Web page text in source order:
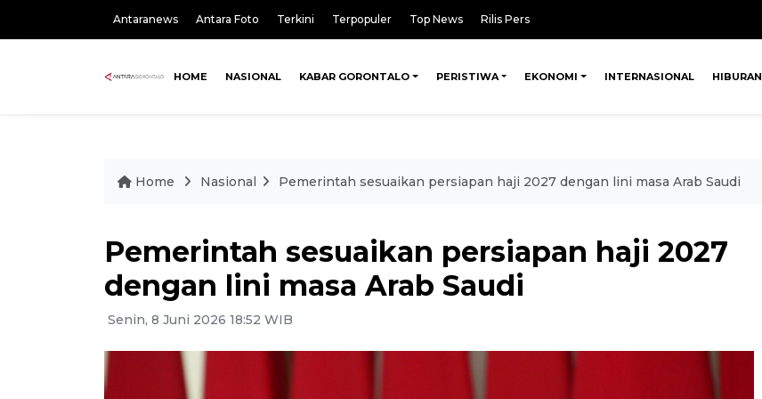
Antaranews Antara Foto Terkini Terpopuler Top News Rilis Pers
HOME NASIONAL KABAR GORONTALO PERISTIWA EKONOMI INTERNASIONAL HIBURAN
Home Nasional Pemerintah sesuaikan persiapan haji 2027 dengan lini masa Arab Saudi
Pemerintah sesuaikan persiapan haji 2027
dengan lini masa Arab Saudi
Senin, 8 Juni 2026 18:52 WIB